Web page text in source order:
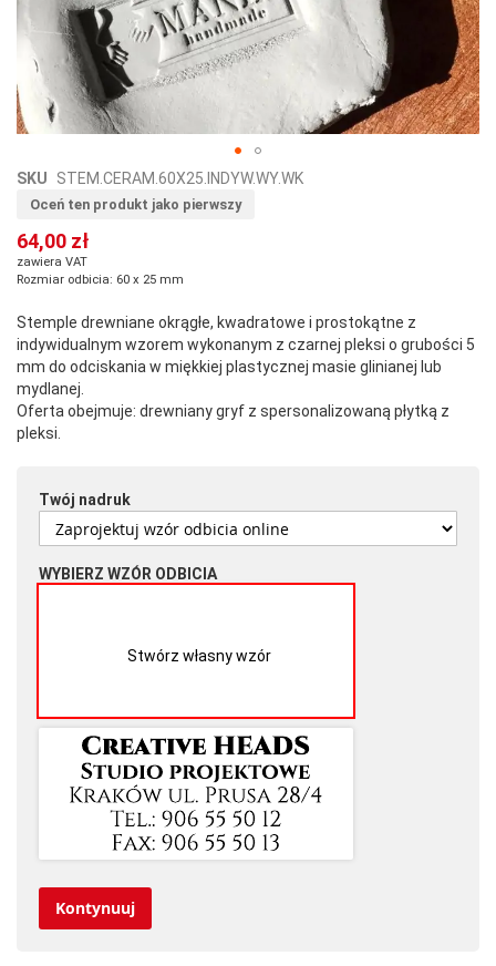
Przejdź
na
galerii
SKU STEM.CERAM.60X25.INDYW.WY.WK
Oceń ten produkt jako pierwszy
64,00 zł
zawiera VAT
Rozmiar odbicia: 60 x 25 mm
Stemple drewniane okrągłe, kwadratowe i prostokątne z
indywidualnym wzorem wykonanym z czarnej pleksi o grubości 5
mm do odciskania w miękkiej plastycznej masie glinianej lub
mydlanej.
Oferta obejmuje: drewniany gryf z spersonalizowaną płytką z
pleksi.
Twój nadruk
WYBIERZ WZÓR ODBICIA
Stwórz własny wzór
Kontynuuj